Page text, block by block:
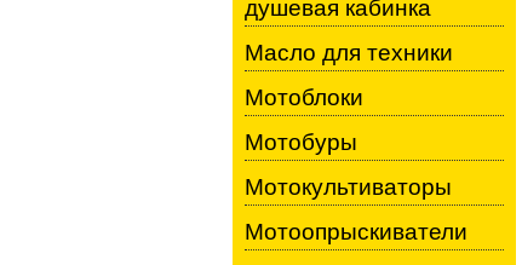
душевая кабинка
Масло для техники
Мотоблоки
Мотобуры
Мотокультиваторы
Мотоопрыскиватели